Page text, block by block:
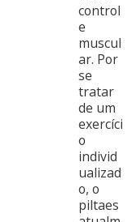
control
e
muscul
ar. Por
se
tratar
de um
exercíci
o
individ
ualizad
o, o
piltaes